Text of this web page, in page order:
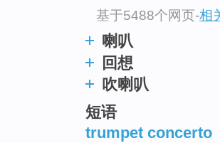
基于5488个网页-相
喇叭
回想
吹喇叭
短语
trumpet concerto